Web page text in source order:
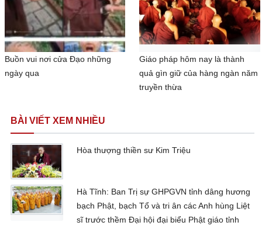
Buồn vui nơi cửa Đạo những
ngày qua
Giáo pháp hôm nay là thành
quả gìn giữ của hàng ngàn năm
truyền thừa
BÀI VIẾT XEM NHIỀU
Hòa thượng thiền sư Kim Triệu
Hà Tĩnh: Ban Trị sự GHPGVN tỉnh dâng hương
bạch Phật, bạch Tổ và tri ân các Anh hùng Liệt
sĩ trước thềm Đại hội đại biểu Phật giáo tỉnh